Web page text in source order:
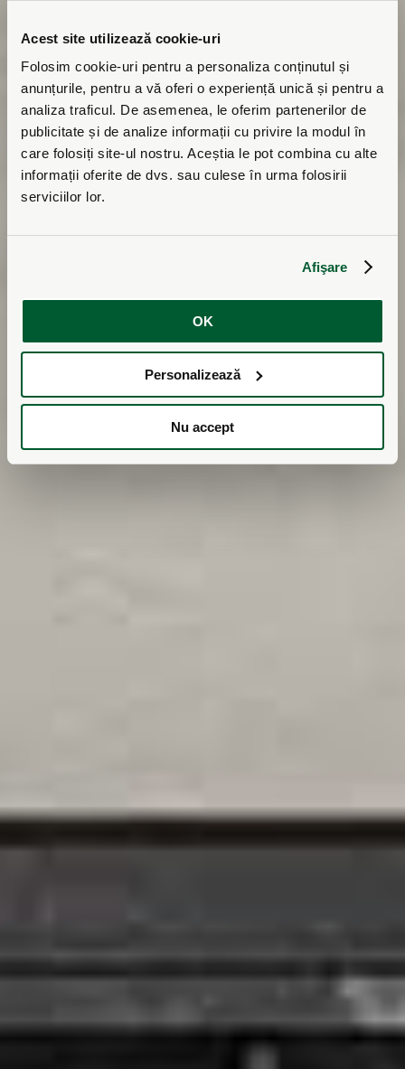
Acest site utilizează cookie-uri
Folosim cookie-uri pentru a personaliza conținutul și
anunțurile, pentru a vă oferi o experiență unică și pentru a
analiza traficul. De asemenea, le oferim partenerilor de
publicitate și de analize informații cu privire la modul în
care folosiți site-ul nostru. Aceștia le pot combina cu alte
informații oferite de dvs. sau culese în urma folosirii
serviciilor lor.
Afişare
OK
Personalizează
Nu accept
Ventilatie cu recuperare